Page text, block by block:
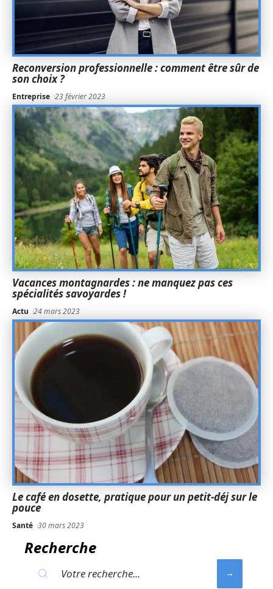
Reconversion professionnelle : comment être sûr de
son choix ?
Entreprise 23 février 2023
Vacances montagnardes : ne manquez pas ces
spécialités savoyardes !
Actu 24 mars 2023
Le café en dosette, pratique pour un petit-déj sur le
pouce
Santé 30 mars 2023
Recherche